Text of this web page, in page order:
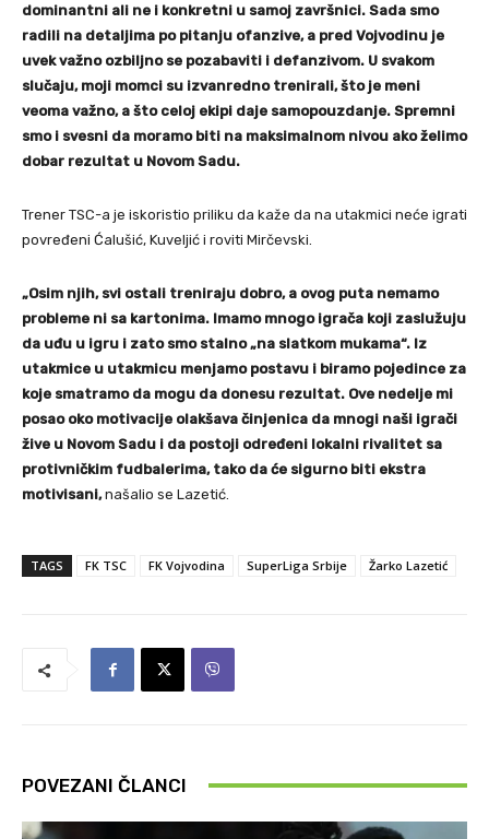
dominantni ali ne i konkretni u samoj završnici. Sada smo
radili na detaljima po pitanju ofanzive, a pred Vojvodinu je
uvek važno ozbiljno se pozabaviti i defanzivom. U svakom
slučaju, moji momci su izvanredno trenirali, što je meni
veoma važno, a što celoj ekipi daje samopouzdanje. Spremni
smo i svesni da moramo biti na maksimalnom nivou ako želimo
dobar rezultat u Novom Sadu.
Trener TSC-a je iskoristio priliku da kaže da na utakmici neće igrati
povređeni Ćalušić, Kuveljić i roviti Mirčevski.
„Osim njih, svi ostali treniraju dobro, a ovog puta nemamo
probleme ni sa kartonima. Imamo mnogo igrača koji zaslužuju
da uđu u igru i zato smo stalno „na slatkom mukama“. Iz
utakmice u utakmicu menjamo postavu i biramo pojedince za
koje smatramo da mogu da donesu rezultat. Ove nedelje mi
posao oko motivacije olakšava činjenica da mnogi naši igrači
žive u Novom Sadu i da postoji određeni lokalni rivalitet sa
protivničkim fudbalerima, tako da će sigurno biti ekstra
motivisani,našalio se Lazetić.
TAGS FK TSC FK Vojvodina SuperLiga Srbije Žarko Lazetić
POVEZANI ČLANCI